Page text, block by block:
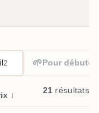
2 🌱 Pour débuter
↓ 21 résultats